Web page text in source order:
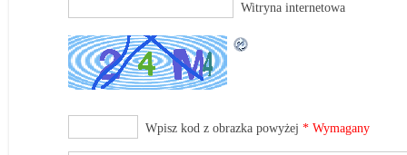
Witryna internetowa
Wpisz kod z obrazka powyżej * Wymagany